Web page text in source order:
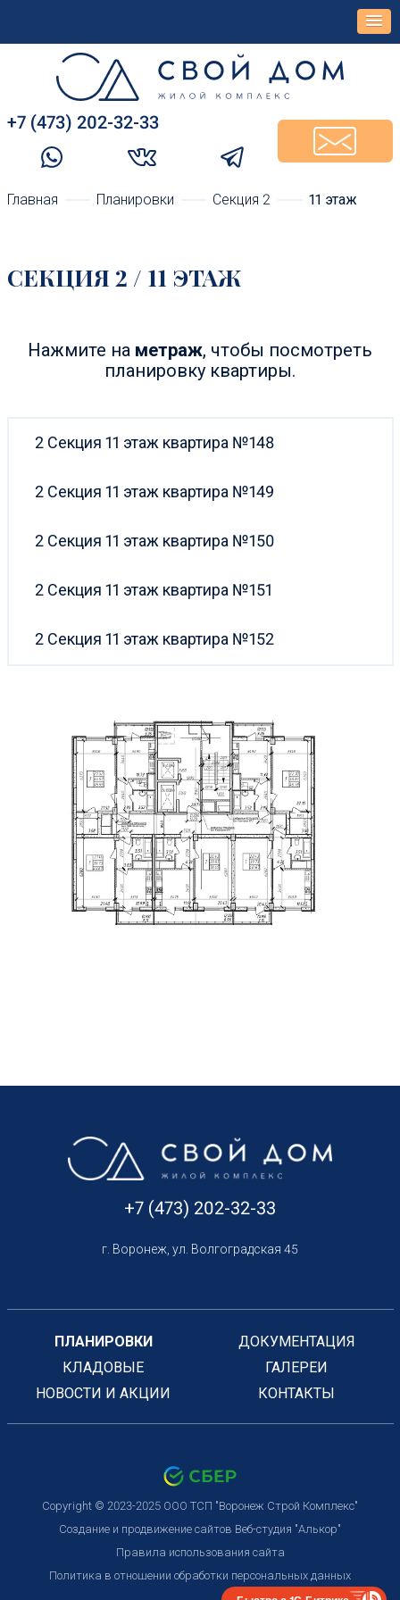
+7 (473) 202-32-33‬
Главная Планировки Cекция 2 11 этаж
CЕКЦИЯ 2 / 11 ЭТАЖ
Нажмите на метраж, чтобы посмотреть
планировку квартиры.
2 Секция 11 этаж квартира №148
2 Секция 11 этаж квартира №149
2 Секция 11 этаж квартира №150
2 Секция 11 этаж квартира №151
2 Секция 11 этаж квартира №152
+7 (473) 202-32-33
г. Воронеж, ул. Волгоградская 45
ПЛАНИРОВКИ
ДОКУМЕНТАЦИЯ
КЛАДОВЫЕ
ГАЛЕРЕИ
НОВОСТИ И АКЦИИ
КОНТАКТЫ
Copyright © 2023-2025 ООО ТСП "Воронеж Строй Комплекс"
Создание и продвижение сайтов Веб-студия "Алькор"
Правила использования сайта
Политика в отношении обработки персональных данных